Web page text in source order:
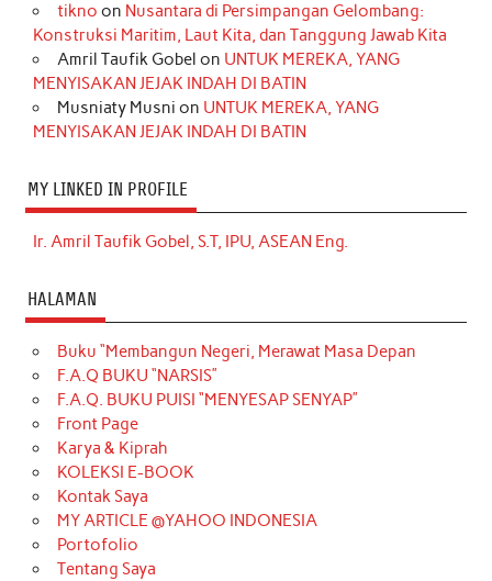
tikno on Nusantara di Persimpangan Gelombang:
Konstruksi Maritim, Laut Kita, dan Tanggung Jawab Kita
Amril Taufik Gobel on UNTUK MEREKA, YANG
MENYISAKAN JEJAK INDAH DI BATIN
Musniaty Musni on UNTUK MEREKA, YANG
MENYISAKAN JEJAK INDAH DI BATIN
MY LINKED IN PROFILE
Ir. Amril Taufik Gobel, S.T, IPU, ASEAN Eng.
HALAMAN
Buku “Membangun Negeri, Merawat Masa Depan
F.A.Q BUKU “NARSIS”
F.A.Q. BUKU PUISI “MENYESAP SENYAP”
Front Page
Karya & Kiprah
KOLEKSI E-BOOK
Kontak Saya
MY ARTICLE @YAHOO INDONESIA
Portofolio
Tentang Saya